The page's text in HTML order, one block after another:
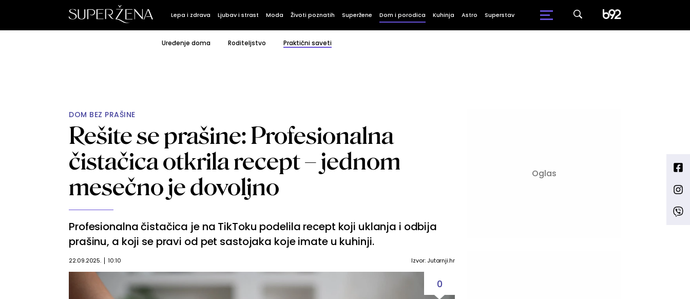
Lepa i zdrava Ljubav i strast Moda Životi poznatih Superžene Dom i porodica Kuhinja Astro Superstav
Uređenje doma Roditeljstvo Praktični saveti
DOM BEZ PRAŠINE
Rešite se prašine: Profesionalna
čistačica otkrila recept – jednom
mesečno je dovoljno
Profesionalna čistačica je na TikToku podelila recept koji uklanja i odbija
prašinu, a koji se pravi od pet sastojaka koje imate u kuhinji.
22.09.2025. 10:10 Izvor: Jutarnji.hr
0